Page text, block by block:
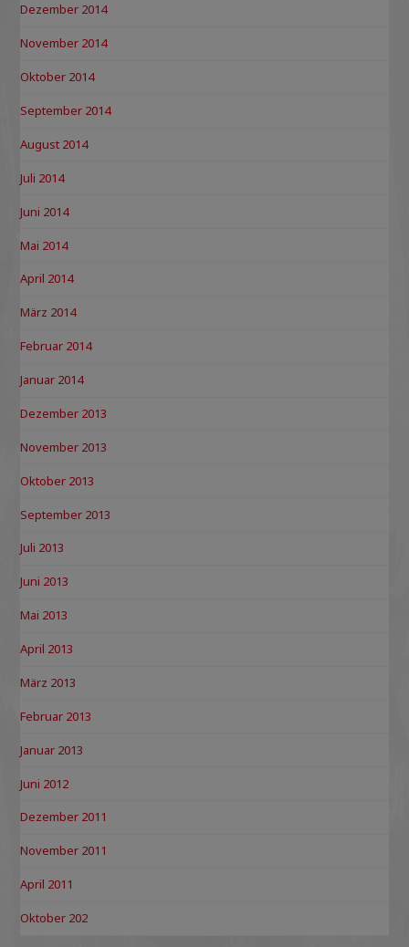
Dezember 2014
November 2014
Oktober 2014
September 2014
August 2014
Juli 2014
Juni 2014
Mai 2014
April 2014
März 2014
Februar 2014
Januar 2014
Dezember 2013
November 2013
Oktober 2013
September 2013
Juli 2013
Juni 2013
Mai 2013
April 2013
März 2013
Februar 2013
Januar 2013
Juni 2012
Dezember 2011
November 2011
April 2011
Oktober 202